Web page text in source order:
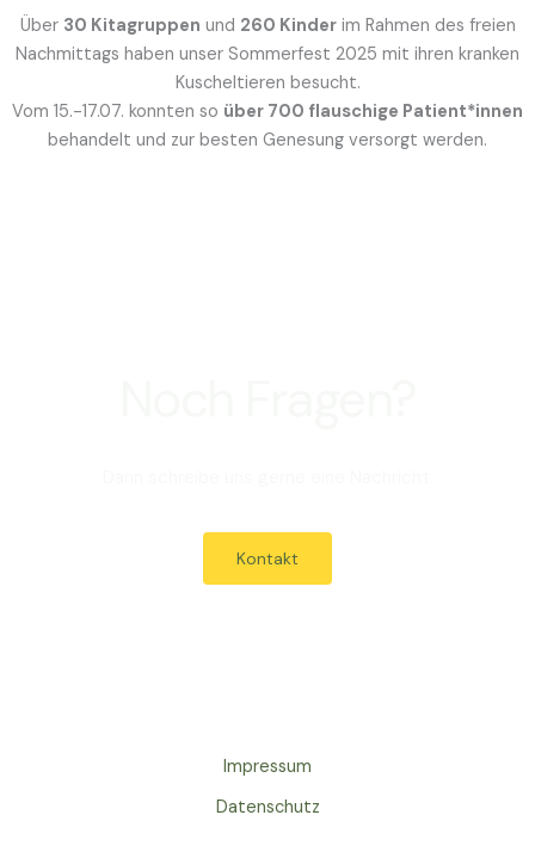
Über 30 Kitagruppen und 260 Kinderim Rahmen des freien
Nachmittags haben unser Sommerfest 2025 mit ihren kranken
Kuscheltieren besucht.
Vom 15.-17.07. konnten so über 700 flauschige Patient*innen
behandelt und zur besten Genesung versorgt werden.
Kontakt
Impressum
Datenschutz